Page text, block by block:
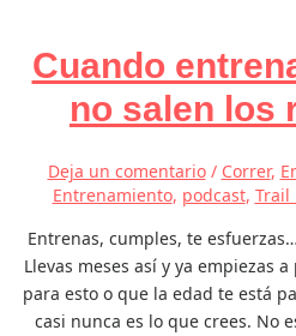
Cuando
no salen los
Deja un comentario / Correr,
Entrenamiento, podcast, Trail
Entrenas, cumples, te
Llevas meses así y ya empiezas
para esto o que la edad te está
casi nunca es lo que crees. No